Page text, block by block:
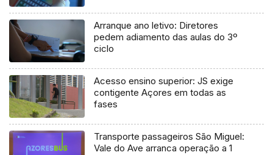
Arranque ano letivo: Diretores
pedem adiamento das aulas do 3º
ciclo
Acesso ensino superior: JS exige
contigente Açores em todas as
fases
Transporte passageiros São Miguel:
Vale do Ave arranca operação a 1